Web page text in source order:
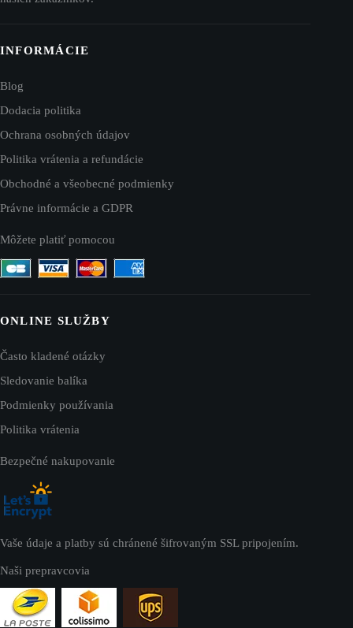
INFORMÁCIE
Blog
Dodacia politika
Ochrana osobných údajov
Politika vrátenia a refundácie
Obchodné a všeobecné podmienky
Právne informácie a GDPR
Môžete platiť pomocou
ONLINE SLUŽBY
Často kladené otázky
Sledovanie balíka
Podmienky používania
Politika vrátenia
Bezpečné nakupovanie
Vaše údaje a platby sú chránené šifrovaným SSL pripojením.
Naši prepravcovia